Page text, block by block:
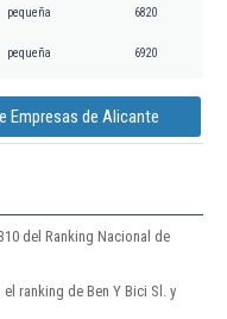
pequeña 6820
pequeña 6920
Empresas de Alicante
del Ranking Nacional de
ranking de Ben Y Bici Sl. y